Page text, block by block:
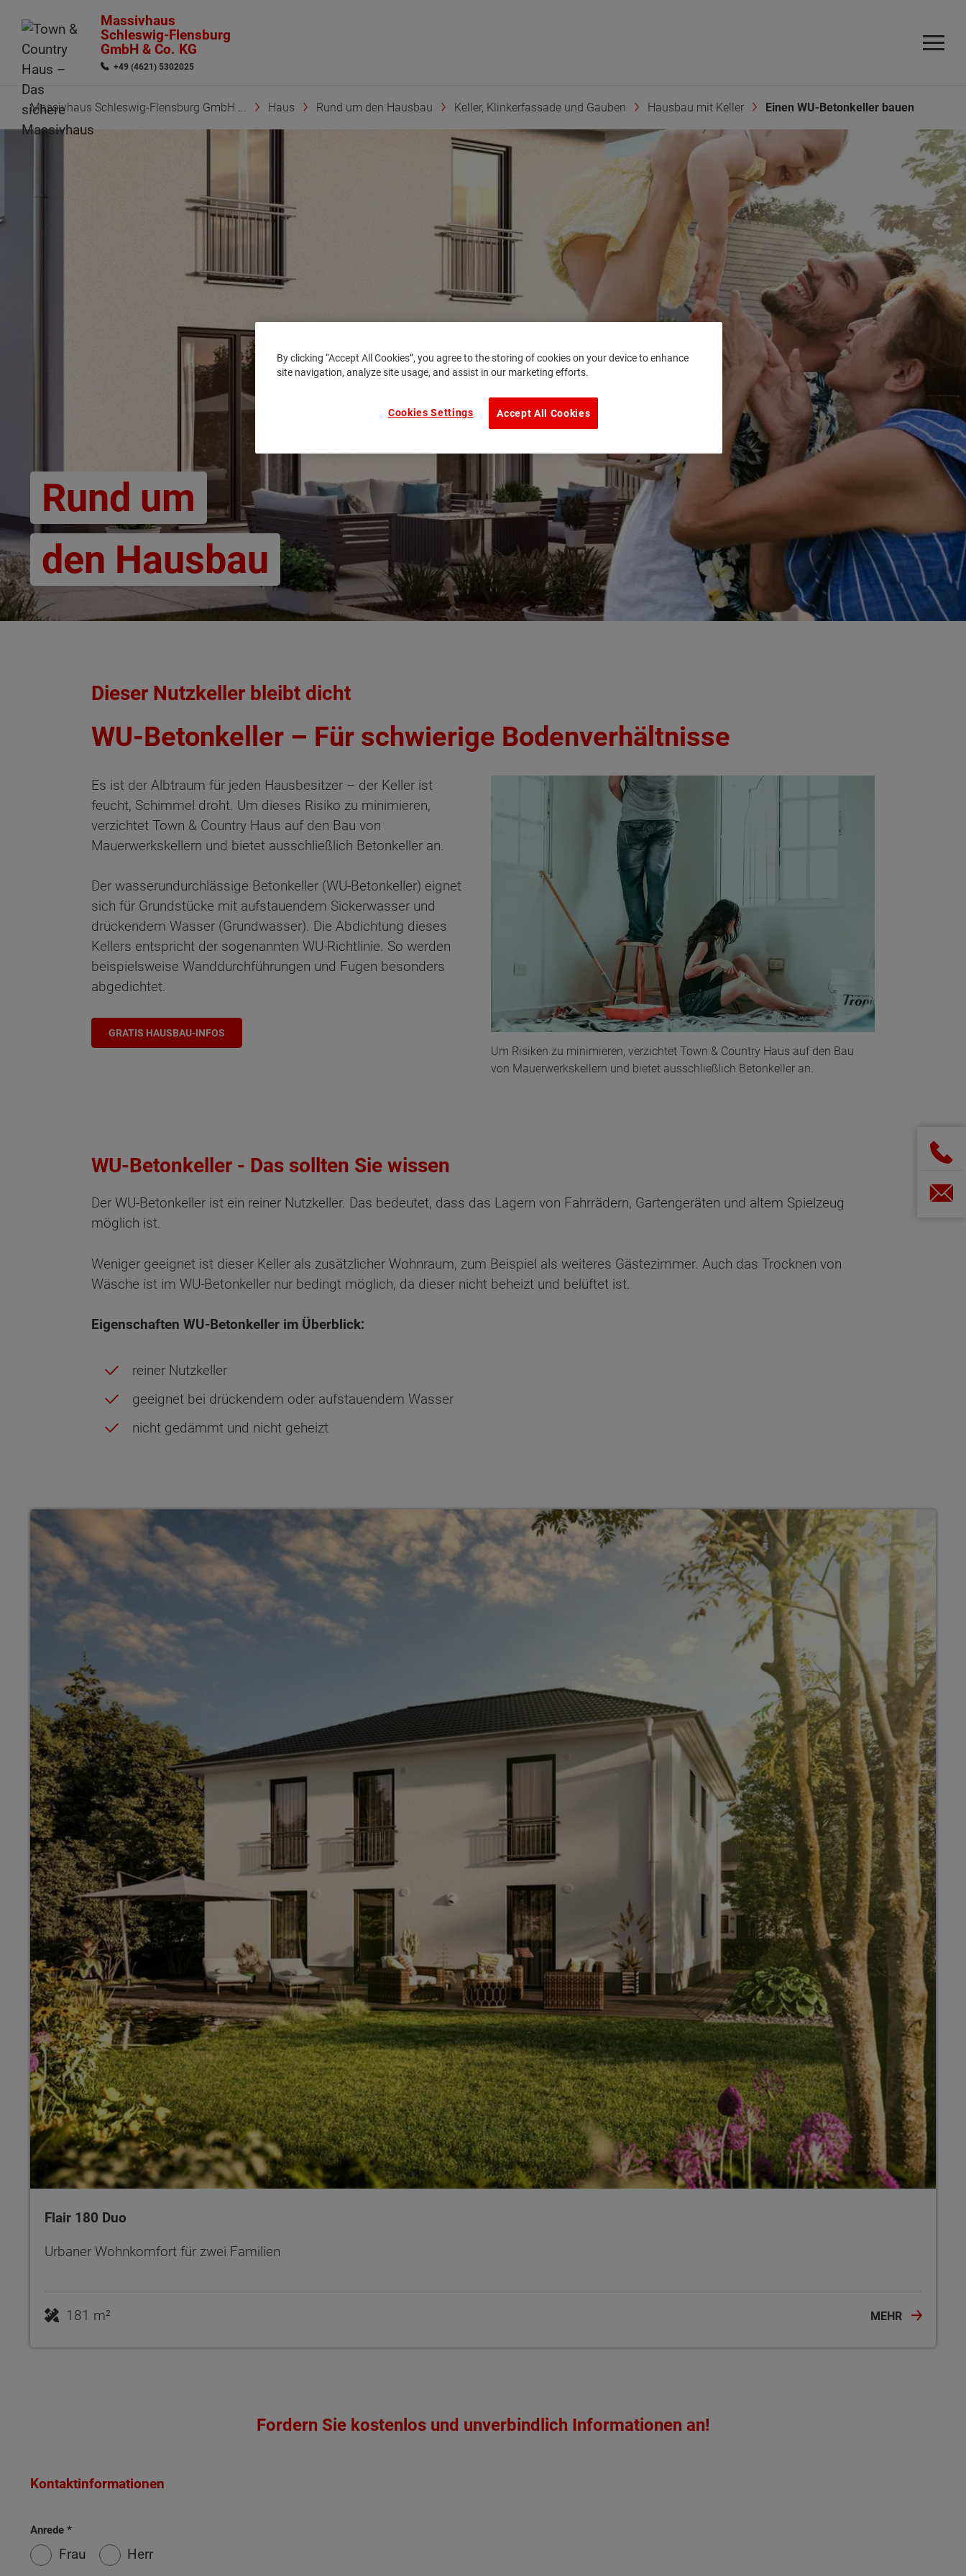
Massivhaus
Schleswig-Flensburg
GmbH & Co. KG
+49 (4621) 5302025
Massivhaus Schleswig-Flensburg GmbH ... Haus Rund um den Hausbau Keller, Klinkerfassade und Gauben Hausbau mit Keller Einen WU-Betonkeller bauen
Rund um
den Hausbau
Dieser Nutzkeller bleibt dicht
WU-Betonkeller – Für schwierige Bodenverhältnisse
Um Risiken zu minimieren, verzichtet Town & Country Haus auf den Bau
von Mauerwerkskellern und bietet ausschließlich Betonkeller an.
Es ist der Albtraum für jeden Hausbesitzer – der Keller ist
feucht, Schimmel droht. Um dieses Risiko zu minimieren,
verzichtet Town & Country Haus auf den Bau von
Mauerwerkskellern und bietet ausschließlich Betonkeller an.
Der wasserundurchlässige Betonkeller (WU-Betonkeller) eignet
sich für Grundstücke mit aufstauendem Sickerwasser und
drückendem Wasser (Grundwasser). Die Abdichtung dieses
Kellers entspricht der sogenannten WU-Richtlinie. So werden
beispielsweise Wanddurchführungen und Fugen besonders
abgedichtet.
GRATIS HAUSBAU-INFOS
WU-Betonkeller - Das sollten Sie wissen
Der WU-Betonkeller ist ein reiner Nutzkeller. Das bedeutet, dass das Lagern von Fahrrädern, Gartengeräten und altem Spielzeug
möglich ist.
Weniger geeignet ist dieser Keller als zusätzlicher Wohnraum, zum Beispiel als weiteres Gästezimmer. Auch das Trocknen von
Wäsche ist im WU-Betonkeller nur bedingt möglich, da dieser nicht beheizt und belüftet ist.
Eigenschaften WU-Betonkeller im Überblick:
reiner Nutzkeller
geeignet bei drückendem oder aufstauendem Wasser
nicht gedämmt und nicht geheizt
Flair 180 Duo
Urbaner Wohnkomfort für zwei Familien
181 m² MEHR
Fordern Sie kostenlos und unverbindlich Informationen an!
Kontaktinformationen
Anrede
Frau Herr
Wonach möchten Sie suchen?
By clicking “Accept All Cookies”, you agree to the storing of cookies on your device to enhance
site navigation, analyze site usage, and assist in our marketing efforts.
Accept All Cookies
Cookies Settings